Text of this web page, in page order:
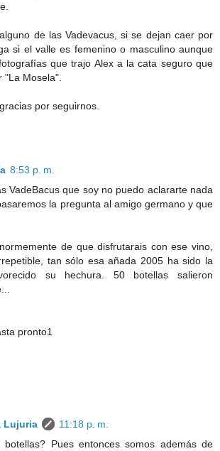
de las Vadevacus, si se dejan caer por
si el valle es femenino o masculino aunque
que trajo Alex a la cata seguro que
"La Mosela".
por seguirnos.
8:53 p. m.
VadeBacus que soy no puedo aclararte nada
la pregunta al amigo germano y que
de que disfrutarais con ese vino,
tan sólo esa añada 2005 ha sido la
su hechura. 50 botellas salieron
pronto1
Lujuria
11:18 p. m.
Pues entonces somos además de